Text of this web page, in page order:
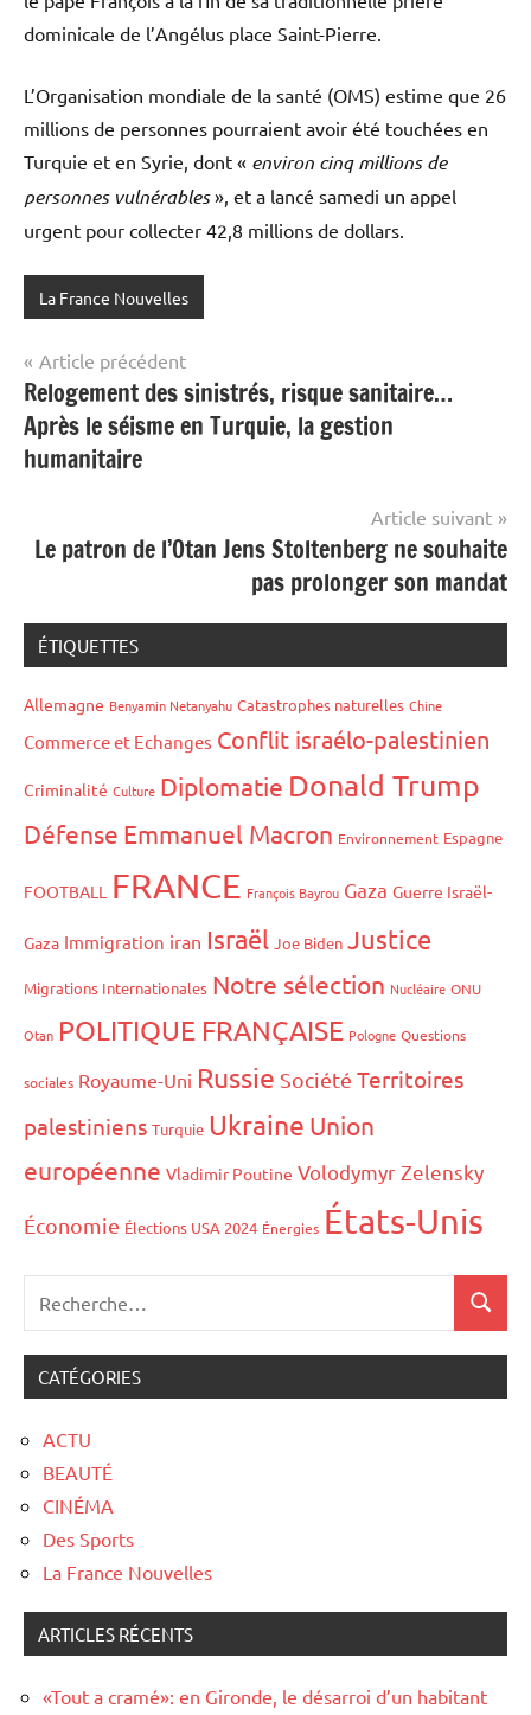
dominicale de l’Angélus place Saint-Pierre.
L’Organisation mondiale de la santé (OMS) estime que 26
millions de personnes pourraient avoir été touchées en
Turquie et en Syrie, dont « environ cinq millions de
personnes vulnérables», et a lancé samedi un appel
urgent pour collecter 42,8 millions de dollars.
La France Nouvelles
Navigation
de
l’article
Article précédent
Relogement des sinistrés, risque sanitaire…
Après le séisme en Turquie, la gestion
humanitaire
Article suivant
Le patron de l’Otan Jens Stoltenberg ne souhaite
pas prolonger son mandat
ÉTIQUETTES
Allemagne Benyamin Netanyahu Catastrophes naturelles Chine
Commerce et Echanges Conflit israélo-palestinien
Criminalité Culture Diplomatie Donald Trump
Défense Emmanuel Macron Environnement Espagne
FOOTBALL FRANCE François Bayrou Gaza Guerre Israël-
Gaza Immigration iran Israël Joe Biden Justice
Migrations Internationales Notre sélection Nucléaire ONU
Otan POLITIQUE FRANÇAISE Pologne Questions
sociales Royaume-Uni Russie Société Territoires
palestiniens Turquie Ukraine Union
européenne Vladimir Poutine Volodymyr Zelensky
Économie Élections USA 2024 Énergies États-Unis
CATÉGORIES
ACTU
BEAUTÉ
CINÉMA
Des Sports
La France Nouvelles
ARTICLES RÉCENTS
«Tout a cramé»: en Gironde, le désarroi d’un habitant